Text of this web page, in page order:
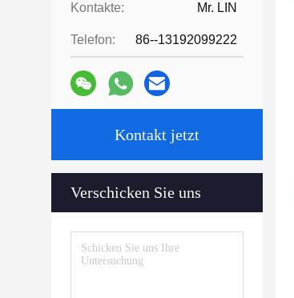
Kontakte: Mr. LIN
Telefon: 86--13192099222
Kontakt jetzt
Verschicken Sie uns